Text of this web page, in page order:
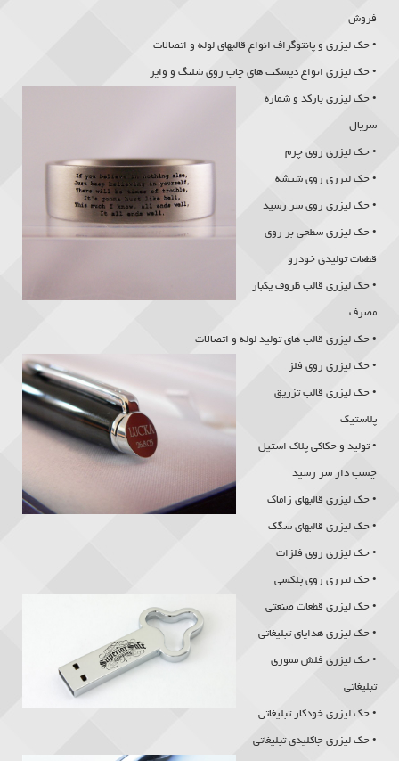
فروش
• حک لیزری و پانتوگراف انواع قالبهای لوله و اتصالات
• حک لیزری انواع دیسکت های چاپ روی شلنگ و وایر
• حک لیزری بارکد و شماره
سریال
• حک لیزری روی چرم
• حک لیزری روی شیشه
• حک لیزری روی سر رسید
• حک لیزری سطحی بر روی
قطعات تولیدی خودرو
• حک لیزری قالب ظروف یکبار
مصرف
• حک لیزری قالب های تولید لوله و اتصالات
• حک لیزری روی فلز
• حک لیزری قالب تزریق
پلاستیک
• تولید و حکاکی پلاک استیل
چسب دار سر رسید
• حک لیزری قالبهای زاماک
• حک لیزری قالبهای سگک
• حک لیزری روی فلزات
• حک لیزری روی پلکسی
• حک لیزری قطعات صنعتی
• حک لیزری هدایای تبلیغاتی
• حک لیزری فلش مموری
تبلیغاتی
• حک لیزری خودکار تبلیغاتی
• حک لیزری جاکلیدی تبلیغاتی